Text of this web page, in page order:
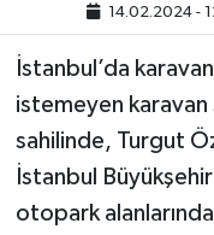
14.02.2024 -
İstanbul’da
istemeyen
sahilinde, Turgut
İstanbul
otopark